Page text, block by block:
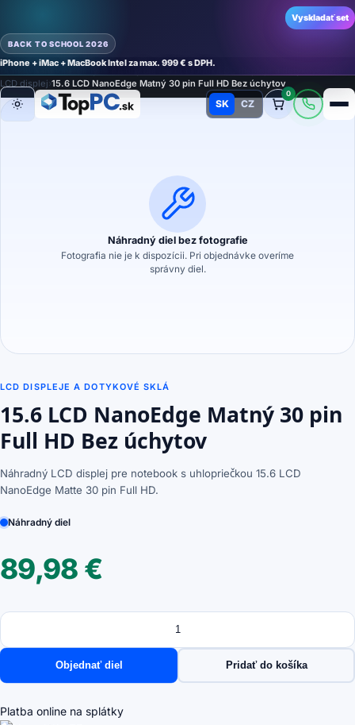
BACK TO SCHOOL 2026
iPhone + iMac + MacBook Intel za max. 999 € s DPH.
Vyskladať set
Režim
SK CZ
0
LCD displej›15.6 LCD NanoEdge Matný 30 pin Full HD Bez úchytov
Náhradný diel bez fotografie
Fotografia nie je k dispozícii. Pri objednávke overíme
správny diel.
LCD DISPLEJE A DOTYKOVÉ SKLÁ
15.6 LCD NanoEdge Matný 30 pin
Full HD Bez úchytov
Náhradný LCD displej pre notebook s uhlopriečkou 15.6 LCD
NanoEdge Matte 30 pin Full HD.
Náhradný diel
89,98 €
Množstvo
množstvo
15.6
LCD
NanoEdge
30
Objednať diel Pridať do košíka
Platba online na splátky